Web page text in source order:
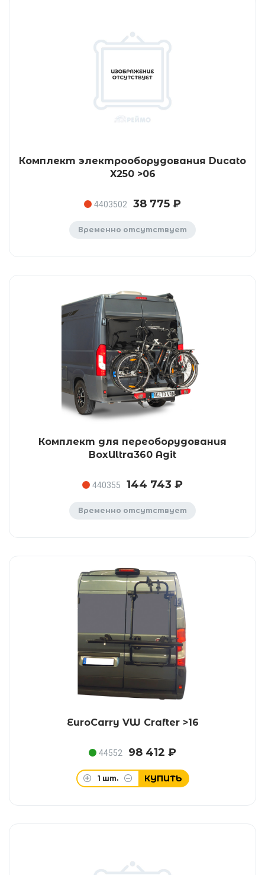
Комплект электрооборудования Ducato
X250 >06
4403502 38 775 ₽
Временно отсутствует
Комплект для переоборудования
BoxUltra360 Agit
440355 144 743 ₽
Временно отсутствует
EuroCarry VW Crafter >16
44552 98 412 ₽
1 шт. КУПИТЬ